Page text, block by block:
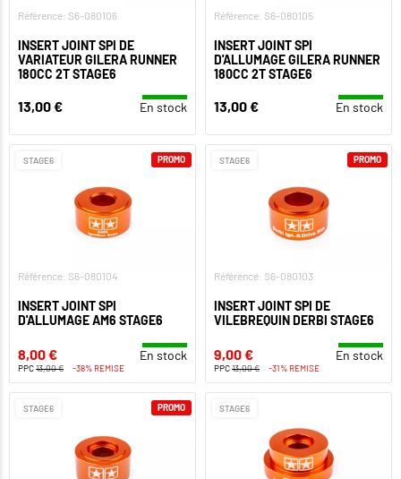
Référence: S6-080106
INSERT JOINT SPI DE
VARIATEUR GILERA RUNNER
180CC 2T STAGE6
13,00 € En stock
Référence: S6-080105
INSERT JOINT SPI
D'ALLUMAGE GILERA RUNNER
180CC 2T STAGE6
13,00 € En stock
STAGE6
Référence: S6-080104
INSERT JOINT SPI
D'ALLUMAGE AM6 STAGE6
8,00 € En stock
PPC13,00 € -38% REMISE
PROMO STAGE6
Référence: S6-080103
INSERT JOINT SPI DE
VILEBREQUIN DERBI STAGE6
9,00 € En stock
PPC13,00 € -31% REMISE
PROMO
STAGE6 PROMO STAGE6